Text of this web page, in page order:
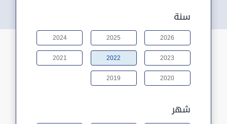
سنة
2026
2025
2024
2023
2022
2021
2020
2019
شهر